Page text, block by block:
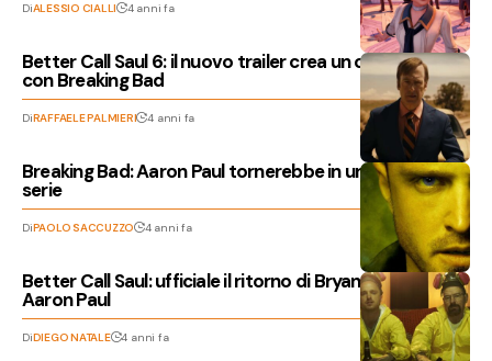
DiALESSIO CIALLI 4 anni fa
Better Call Saul 6: il nuovo trailer crea un collegamento
con Breaking Bad
DiRAFFAELE PALMIERI 4 anni fa
Breaking Bad: Aaron Paul tornerebbe in un sequel della
serie
DiPAOLO SACCUZZO 4 anni fa
Better Call Saul: ufficiale il ritorno di Bryan Cranston e
Aaron Paul
DiDIEGO NATALE 4 anni fa